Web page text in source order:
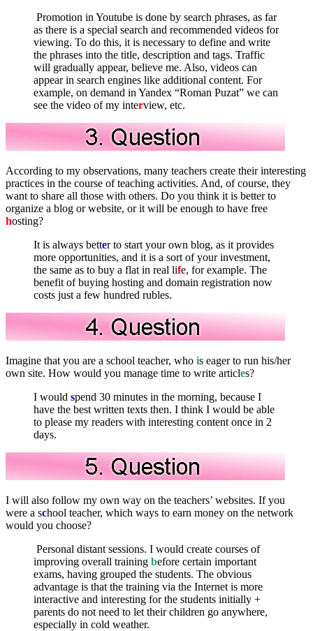
Promotion in Youtube is done by search phrases, as far
as there is a special search and recommended videos for
viewing. To do this, it is necessary to define and write
the phrases into the title, description and tags. Traffic
will gradually appear, believe me. Also, videos can
appear in search engines like additional content. For
example, on demand in Yandex “Roman Puzat” we can
see the video of my interview, etc.
According to my observations, many teachers create their interesting
practices in the course of teaching activities. And, of course, they
want to share all those with others. Do you think it is better to
organize a blog or website, or it will be enough to have free
hosting?
It is always better to start your own blog, as it provides
more opportunities, and it is a sort of your investment,
the same as to buy a flat in real life, for example. The
benefit of buying hosting and domain registration now
costs just a few hundred rubles.
Imagine that you are a school teacher, who is eager to run his/her
own site. How would you manage time to write articles?
I would spend 30 minutes in the morning, because I
have the best written texts then. I think I would be able
to please my readers with interesting content once in 2
days.
I will also follow my own way on the teachers’ websites. If you
were a school teacher, which ways to earn money on the network
would you choose?
Personal distant sessions. I would create courses of
improving overall training before certain important
exams, having grouped the students. The obvious
advantage is that the training via the Internet is more
interactive and interesting for the students initially +
parents do not need to let their children go anywhere,
especially in cold weather.